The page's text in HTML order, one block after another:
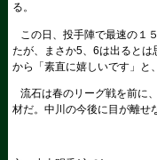
る。
この日、投手陣で最速の１
たが、まさか5、6は出ると
から「素直に嬉しいです」と
流石は春のリーグ戦を前に
材だ。中川の今後に目が離せ